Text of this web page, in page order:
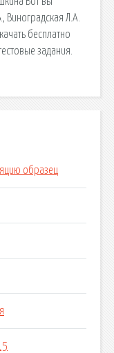
Виноградская Л.А.
бесплатно
задания.
образец